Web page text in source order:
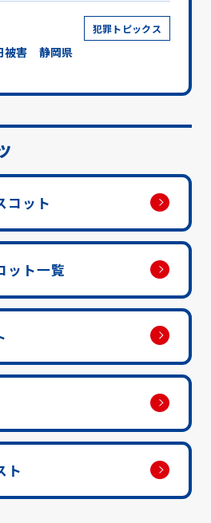
犯罪トピックス
被害 静岡県
コット
ット一覧
ト